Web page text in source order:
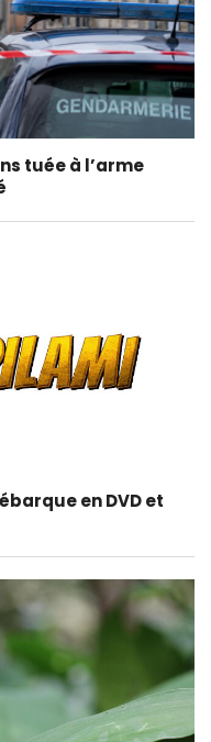
tuée à l’arme
en DVD et